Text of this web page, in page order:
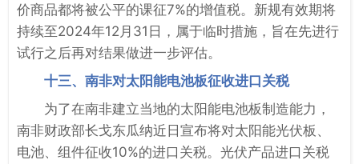
价商品都将被公平的课征7%的增值税。新规有效期将
持续至2024年12月31日，属于临时措施，旨在先进行
试行之后再对结果做进一步评估。
十三、南非对太阳能电池板征收进口关税
为了在南非建立当地的太阳能电池板制造能力，
南非财政部长戈东瓜纳近日宣布将对太阳能光伏板、
电池、组件征收10%的进口关税。光伏产品进口关税